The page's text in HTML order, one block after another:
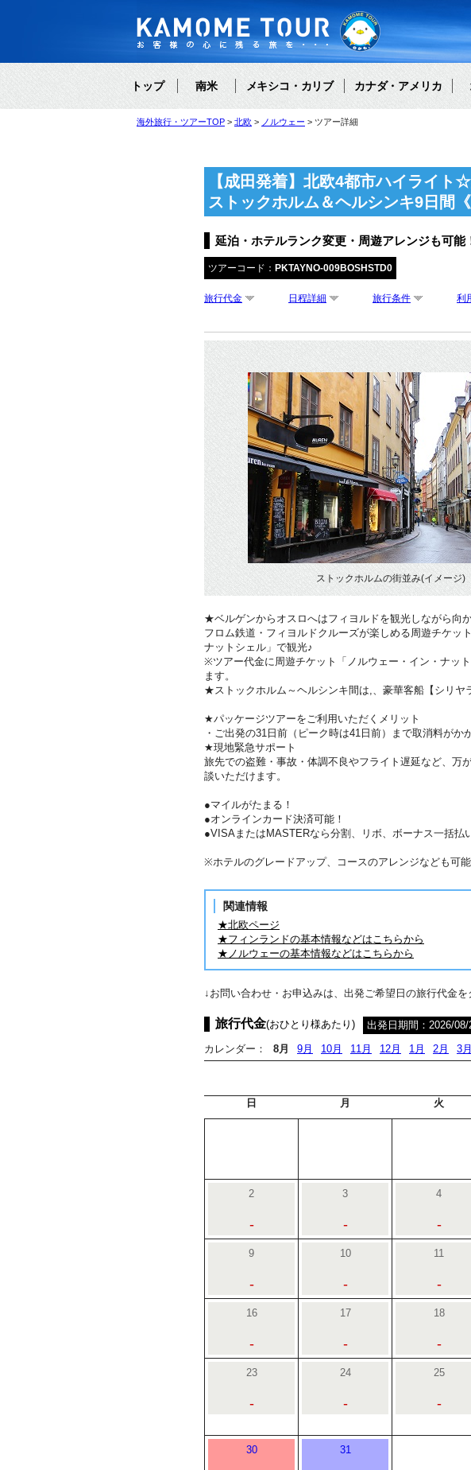
トップ 南米 メキシコ・カリブ カナダ・アメリカ
海外旅行・ツアーTOP 北欧 ノルウェー ツアー詳細
【成田発着】北欧4都市ハイライ
ストックホルム＆ヘルシンキ9日間
延泊・ホテルランク変更・周遊アレンジも可能
ツアーコード： PKTAYNO-009BOSHSTD0
旅行代金 日程詳細 旅行条件 利
ストックホルムの街並み(イメージ)
★ベルゲンからオスロへはフィヨルドを観光しながら向
フロム鉄道・フィヨルドクルーズが楽しめる周遊チケッ
ナットシェル」で観光♪
※ツアー代金に周遊チケット「ノルウェー・イン・ナッ
ます。
★ストックホルム～ヘルシンキ間は,、豪華客船【シリヤ
★パッケージツアーをご利用いただくメリット
・ご出発の31日前（ピーク時は41日前）まで取消料がか
★現地緊急サポート
旅先での盗難・事故・体調不良やフライト遅延など、万
談いただけます。
●マイルがたまる！
●オンラインカード決済可能！
●VISAまたはMASTERなら分割、リボ、ボーナス一括払
※ホテルのグレードアップ、コースのアレンジなども可能
関連情報
★北欧ページ
★フィンランドの基本情報などはこちらから
★ノルウェーの基本情報などはこちらから
↓お問い合わせ・お申込みは、出発ご希望日の旅行代金を
旅行代金(おひとり様あたり)
出発日期間：2026/
カレンダー：
8月 9月 10月 11月 12月 1月 2月 3月
日 月 火
2
-
3
-
4
-
9
-
10
-
11
-
16
-
17
-
18
-
23
-
24
-
25
-
30 31